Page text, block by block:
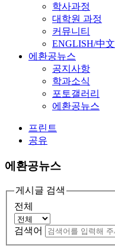
학사과정
대학원 과정
커뮤니티
ENGLISH/中文
에환공뉴스
공지사항
학과소식
포토갤러리
에환공뉴스
프린트
공유
에환공뉴스
게시글 검색
전체
검색어